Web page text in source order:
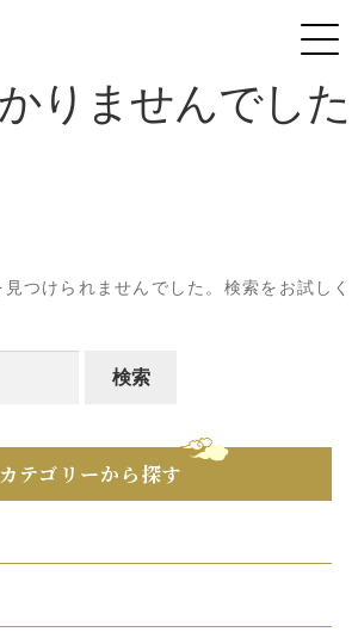
りませんでした
つけられませんでした。検索をお試しく
カテゴリーから探す